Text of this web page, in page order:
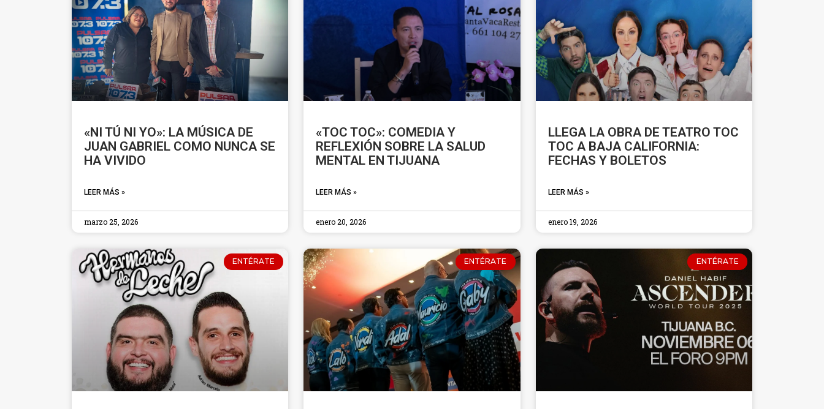
«NI TÚ NI YO»: LA MÚSICA DE
JUAN GABRIEL COMO NUNCA SE
HA VIVIDO
LEER MÁS »
marzo 25, 2026
«TOC TOC»: COMEDIA Y
REFLEXIÓN SOBRE LA SALUD
MENTAL EN TIJUANA
LEER MÁS »
enero 20, 2026
LLEGA LA OBRA DE TEATRO TOC
TOC A BAJA CALIFORNIA:
FECHAS Y BOLETOS
LEER MÁS »
enero 19, 2026
ENTÉRATE ENTÉRATE ENTÉRATE